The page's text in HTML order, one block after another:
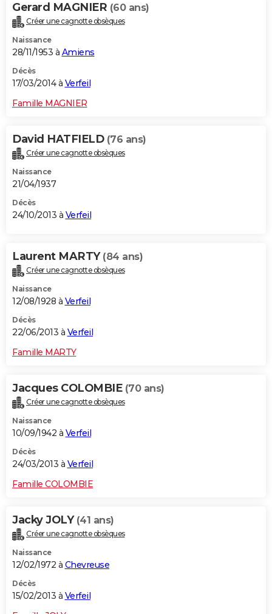
Gerard MAGNIER (60 ans)
Créer une cagnotte obsèques
Naissance
28/11/1953 à Amiens
Décès
17/03/2014 à Verfeil
Famille MAGNIER
David HATFIELD (76 ans)
Créer une cagnotte obsèques
Naissance
21/04/1937
Décès
24/10/2013 à Verfeil
Laurent MARTY (84 ans)
Créer une cagnotte obsèques
Naissance
12/08/1928 à Verfeil
Décès
22/06/2013 à Verfeil
Famille MARTY
Jacques COLOMBIE (70 ans)
Créer une cagnotte obsèques
Naissance
10/09/1942 à Verfeil
Décès
24/03/2013 à Verfeil
Famille COLOMBIE
Jacky JOLY (41 ans)
Créer une cagnotte obsèques
Naissance
12/02/1972 à Chevreuse
Décès
15/02/2013 à Verfeil